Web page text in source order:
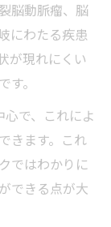
脳動脈瘤、脳
にわたる疾患
が現れにくい
。
心で、これによ
きます。これ
ではわかりに
できる点が大